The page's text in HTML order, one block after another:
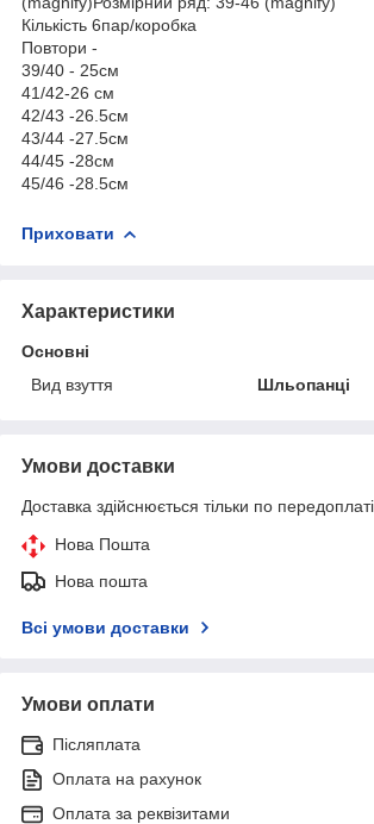
Кількість 6пар/коробка
Повтори -
39/40 - 25см
41/42-26 см
42/43 -26.5см
43/44 -27.5см
44/45 -28см
45/46 -28.5см
Приховати
Характеристики
Основні
Вид взуття
Шльопанці
Умови доставки
Доставка здійснюється тільки по передоплаті.
Нова Пошта
Нова пошта
Всі умови доставки
Умови оплати
Післяплата
Оплата на рахунок
Оплата за реквізитами